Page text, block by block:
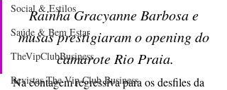
Social & Estilos
Saúde & Bem Estar
TheVipClubBusiness
Revistas The Vip Club Business
Rainha Gracyanne Barbosa e
musas prestigiaram o opening do
camarote Rio Praia.
Na contagem regressiva para os desfiles da